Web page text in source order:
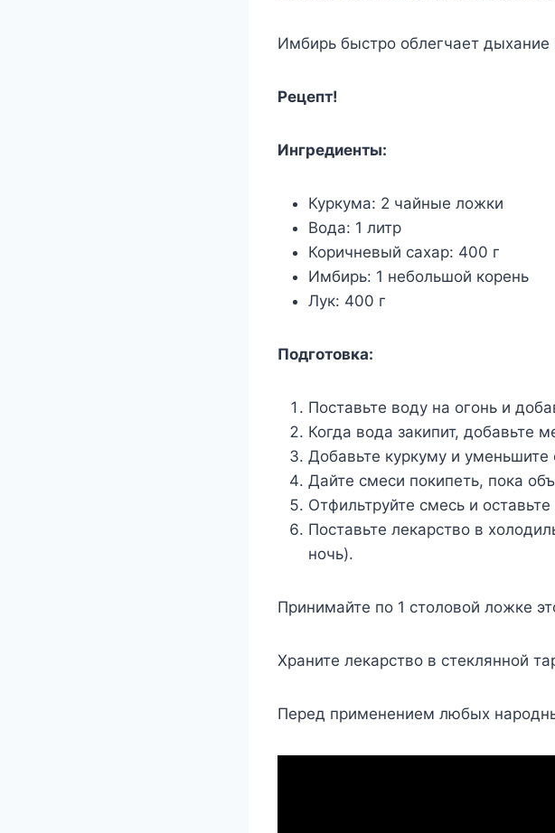
Имбирь быстро облегчает
Рецепт!
Ингредиенты:
Куркума: 2 чайные ложки
Вода: 1 литр
Коричневый сахар: 400 г
Имбирь: 1 небольшой корень
Лук: 400 г
Подготовка:
Поставьте воду на огонь и
Когда вода закипит, добавьте
Добавьте куркуму и уменьшите
Дайте смеси покипеть, пока
Отфильтруйте смесь и
Поставьте лекарство в
ночь).
Принимайте по 1 столовой ложке
Храните лекарство в стеклянной
Перед применением любых